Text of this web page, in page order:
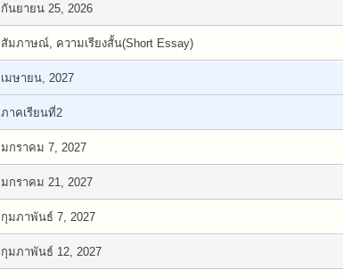
กันยายน 25, 2026
สัมภาษณ์, ความเรียงสั้น(Short Essay)
เมษายน, 2027
ภาคเรียนที่2
มกราคม 7, 2027
มกราคม 21, 2027
กุมภาพันธ์ 7, 2027
กุมภาพันธ์ 12, 2027